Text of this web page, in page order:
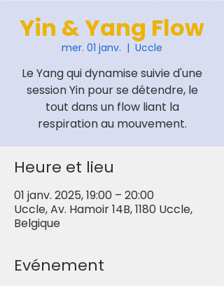
Yin & Yang Flow
mer. 01 janv.
  |
Uccle
Le Yang qui dynamise suivie d'une
session Yin pour se détendre, le
tout dans un flow liant la
respiration au mouvement.
Heure et lieu
01 janv. 2025, 19:00 – 20:00
Uccle, Av. Hamoir 14B, 1180 Uccle,
Belgique
Evénement